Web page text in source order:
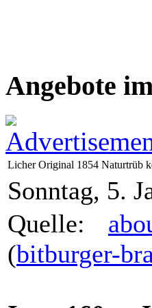
Angebote
Licher Original 1854 Naturtrüb
Sonntag, 5.
Quelle:
(bitburger-